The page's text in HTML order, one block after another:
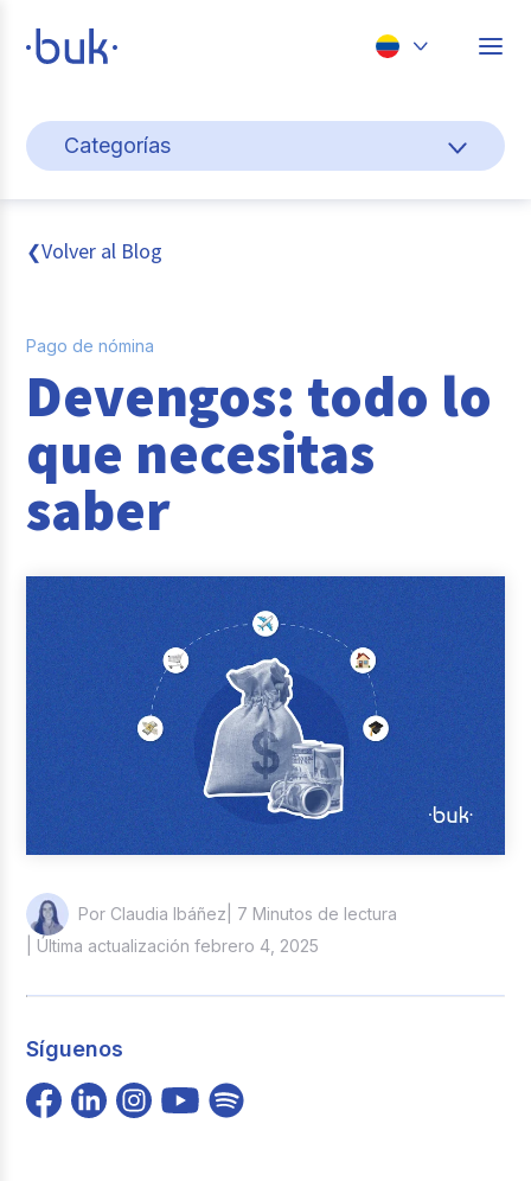
Perú
Categorías
Cultura y bienestar laboral
Gestión de personas
Pago de nómina
Buk
Transformación digital
Tendencias y Data
Casos de éxito
Columna del Experto
Entrevistas
❮Volver al Blog
Pago de nómina
Devengos: todo lo
que necesitas
saber
Por Claudia Ibáñez | 7 Minutos de lectura
| Última actualización febrero 4, 2025
Síguenos